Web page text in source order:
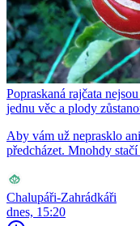
Popraskaná rajčata
jednu věc a plody
Aby vám už neprasklo
předcházet. Mnohdy
Chalupáři-Zahrádkáři
dnes, 15:20